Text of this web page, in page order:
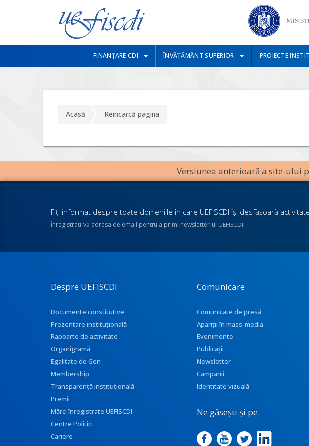
FINANȚARE CDI ÎNVĂȚĂMÂNT SUPERIOR PROIECTE
Acasă Reîncarcă pagina
Versiunea anterioară a site-ului
Fiţi informat despre toate domeniile în care UEFISCDI îşi desfăşoară
Înregistraţi-vă adresa de email pentru a primi newsletter-ul UEFISCDI
Despre UEFISCDI
Documente constitutive
Prezentare instituţională
Rapoarte de activitate
Organigramă
Egalitate de Gen
Membership
Transparenţă instituţională
Premii
Mărci înregistrate UEFISCDI
Centre Politici
Cariere
Comunicare
Comunicate de presă
Apariţii în mass-media
Evenimente
Publicații
Newsletter
Campanii
Identitate vizuală
Ne găsești și pe